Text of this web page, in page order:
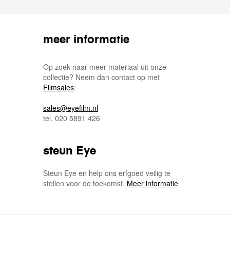
meer informatie
Op zoek naar meer materiaal uit onze
collectie? Neem dan contact op met
Filmsales:
sales@eyefilm.nl
tel. 020 5891 426
steun Eye
Steun Eye en help ons erfgoed veilig te
stellen voor de toekomst. Meer informatie